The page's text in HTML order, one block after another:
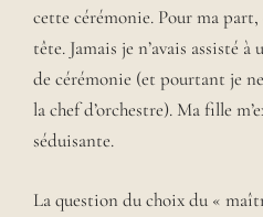
cette cérémonie. Pour ma
tête. Jamais je n’avais assisté
de cérémonie (et pourtant je ne
la chef d’orchestre). Ma fille
séduisante.
La question du choix du «